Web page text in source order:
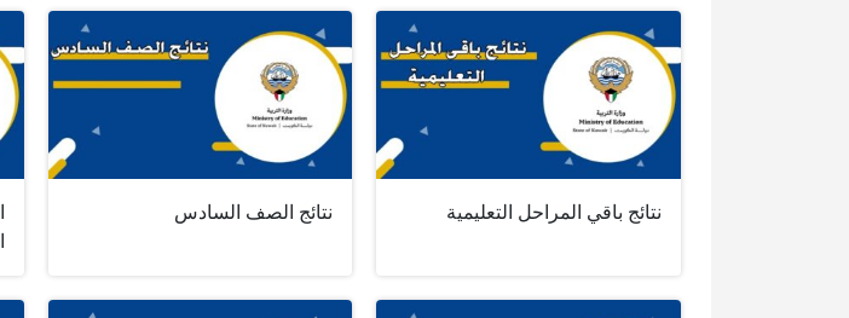
نتائج باقي المراحل التعليمية نتائج الصف السادس